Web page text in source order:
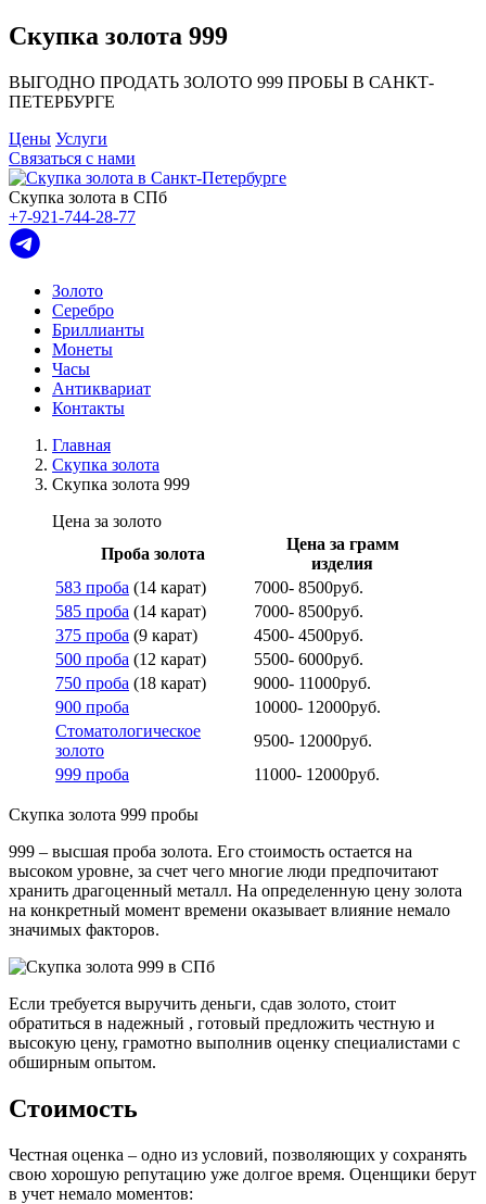
Скупка золота 999
ВЫГОДНО ПРОДАТЬ ЗОЛОТО 999 ПРОБЫ В САНКТ-
ПЕТЕРБУРГЕ
Цены Услуги
Связаться с нами
Скупка золота в СПб
+7-921-744-28-77
Золото
Серебро
Бриллианты
Монеты
Часы
Антиквариат
Контакты
Главная
Скупка золота
Скупка золота 999
Цена за золото
Проба золота
Цена за грамм
изделия
583 проба (14 карат)
7000- 8500руб.
585 проба (14 карат)
7000- 8500руб.
375 проба (9 карат)
4500- 4500руб.
500 проба (12 карат)
5500- 6000руб.
750 проба (18 карат)
9000- 11000руб.
900 проба
10000- 12000руб.
Стоматологическое
золото
9500- 12000руб.
999 проба
11000- 12000руб.
Скупка золота 999 пробы
999 – высшая проба золота. Его стоимость остается на
высоком уровне, за счет чего многие люди предпочитают
хранить драгоценный металл. На определенную цену золота
на конкретный момент времени оказывает влияние немало
значимых факторов.
Если требуется выручить деньги, сдав золото, стоит
обратиться в надежный , готовый предложить честную и
высокую цену, грамотно выполнив оценку специалистами с
обширным опытом.
Стоимость
Честная оценка – одно из условий, позволяющих у сохранять
свою хорошую репутацию уже долгое время. Оценщики берут
в учет немало моментов: